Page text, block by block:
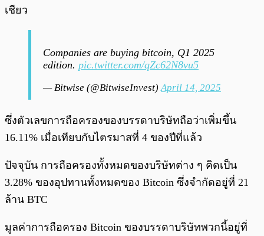
เชียว
Companies are buying bitcoin, Q1 2025
edition. pic.twitter.com/qZc62N8vu5
— Bitwise (@BitwiseInvest)April 14, 2025
ซึ่งตัวเลขการถือครองของบรรดาบริษัทถือว่าเพิ่มขึ้น
16.11% เมื่อเทียบกับไตรมาสที่ 4 ของปีที่แล้ว
ปัจจุบัน การถือครองทั้งหมดของบริษัทต่าง ๆ คิดเป็น
3.28% ของอุปทานทั้งหมดของ Bitcoin ซึ่งจำกัดอยู่ที่ 21
ล้าน BTC
มูลค่าการถือครอง Bitcoin ของบรรดาบริษัทพวกนี้อยู่ที่